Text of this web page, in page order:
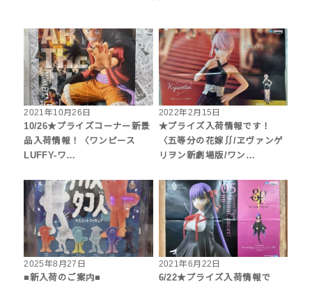
2021年10月26日
10/26★プライズコーナー新景
品入荷情報！〈ワンピース
LUFFY-ワ…
2022年2月15日
★プライズ入荷情報です！
〈五等分の花嫁∬/ヱヴァンゲ
リヲン新劇場版/ワン…
2025年8月27日
■新入荷のご案内■
2021年6月22日
6/22★プライズ入荷情報で